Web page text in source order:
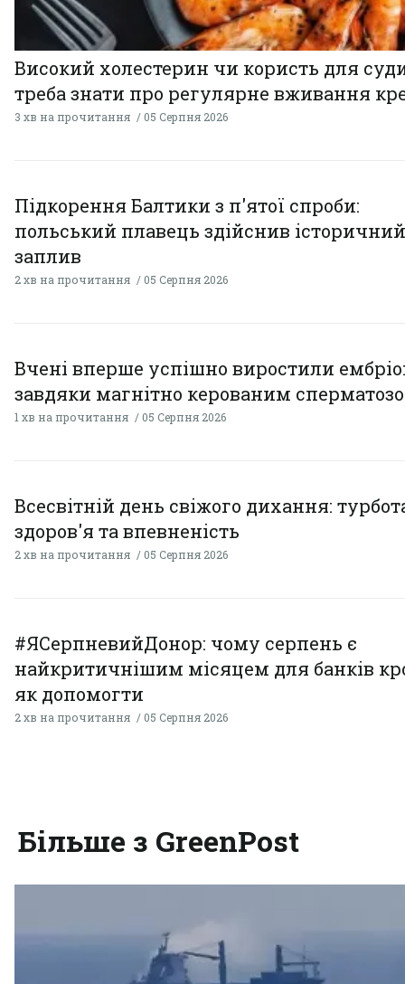
Високий холестерин чи користь для
треба знати про регулярне вживання
3 хв на прочитання 05 Серпня 2026
Підкорення Балтики з п'ятої спроби:
польський плавець здійснив історичний
заплив
2 хв на прочитання 05 Серпня 2026
Вчені вперше успішно виростили
завдяки магнітно керованим
1 хв на прочитання 05 Серпня 2026
Всесвітній день свіжого дихання:
здоров'я та впевненість
2 хв на прочитання 05 Серпня 2026
#ЯСерпневийДонор: чому серпень є
найкритичнішим місяцем для банків
як допомогти
2 хв на прочитання 05 Серпня 2026
Більше з GreenPost